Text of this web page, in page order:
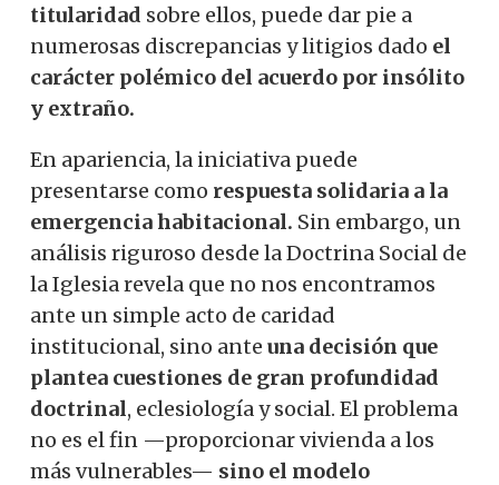
titularidad sobre ellos, puede dar pie a
numerosas discrepancias y litigios dado el
carácter polémico del acuerdo por insólito
y extraño.
En apariencia, la iniciativa puede
presentarse como respuesta solidaria a la
emergencia habitacional. Sin embargo, un
análisis riguroso desde la Doctrina Social de
la Iglesia revela que no nos encontramos
ante un simple acto de caridad
institucional, sino ante una decisión que
plantea cuestiones de gran profundidad
doctrinal, eclesiología y social. El problema
no es el fin —proporcionar vivienda a los
más vulnerables— sino el modelo